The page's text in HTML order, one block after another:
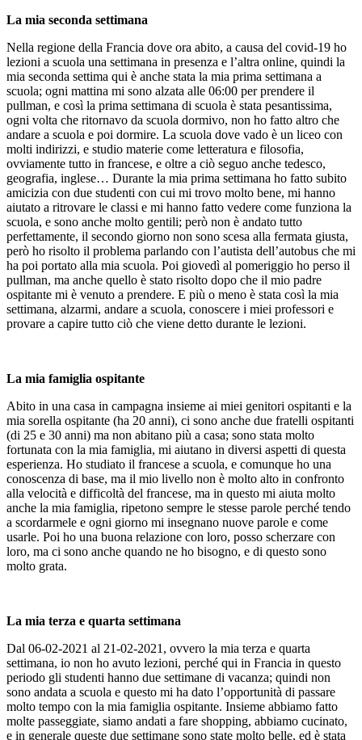
La mia seconda settimana
Nella regione della Francia dove ora abito, a causa del covid-19 ho
lezioni a scuola una settimana in presenza e l’altra online, quindi la
mia seconda settima qui è anche stata la mia prima settimana a
scuola; ogni mattina mi sono alzata alle 06:00 per prendere il
pullman, e così la prima settimana di scuola è stata pesantissima,
ogni volta che ritornavo da scuola dormivo, non ho fatto altro che
andare a scuola e poi dormire. La scuola dove vado è un liceo con
molti indirizzi, e studio materie come letteratura e filosofia,
ovviamente tutto in francese, e oltre a ciò seguo anche tedesco,
geografia, inglese… Durante la mia prima settimana ho fatto subito
amicizia con due studenti con cui mi trovo molto bene, mi hanno
aiutato a ritrovare le classi e mi hanno fatto vedere come funziona la
scuola, e sono anche molto gentili; però non è andato tutto
perfettamente, il secondo giorno non sono scesa alla fermata giusta,
però ho risolto il problema parlando con l’autista dell’autobus che mi
ha poi portato alla mia scuola. Poi giovedì al pomeriggio ho perso il
pullman, ma anche quello è stato risolto dopo che il mio padre
ospitante mi è venuto a prendere. E più o meno è stata così la mia
settimana, alzarmi, andare a scuola, conoscere i miei professori e
provare a capire tutto ciò che viene detto durante le lezioni.
La mia famiglia ospitante
Abito in una casa in campagna insieme ai miei genitori ospitanti e la
mia sorella ospitante (ha 20 anni), ci sono anche due fratelli ospitanti
(di 25 e 30 anni) ma non abitano più a casa; sono stata molto
fortunata con la mia famiglia, mi aiutano in diversi aspetti di questa
esperienza. Ho studiato il francese a scuola, e comunque ho una
conoscenza di base, ma il mio livello non è molto alto in confronto
alla velocità e difficoltà del francese, ma in questo mi aiuta molto
anche la mia famiglia, ripetono sempre le stesse parole perché tendo
a scordarmele e ogni giorno mi insegnano nuove parole e come
usarle. Poi ho una buona relazione con loro, posso scherzare con
loro, ma ci sono anche quando ne ho bisogno, e di questo sono
molto grata.
La mia terza e quarta settimana
Dal 06-02-2021 al 21-02-2021, ovvero la mia terza e quarta
settimana, io non ho avuto lezioni, perché qui in Francia in questo
periodo gli studenti hanno due settimane di vacanza; quindi non
sono andata a scuola e questo mi ha dato l’opportunità di passare
molto tempo con la mia famiglia ospitante. Insieme abbiamo fatto
molte passeggiate, siamo andati a fare shopping, abbiamo cucinato,
e in generale queste due settimane sono state molto belle, ed è stata